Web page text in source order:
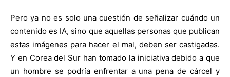
Pero ya no es solo una cuestión de señalizar cuándo un
contenido es IA, sino que aquellas personas que publican
estas imágenes para hacer el mal, deben ser castigadas.
Y en Corea del Sur han tomado la iniciativa debido a que
un hombre se podría enfrentar a una pena de cárcel y